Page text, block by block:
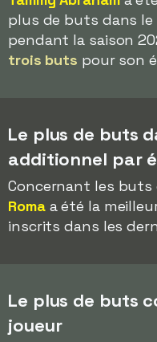
plus de buts dans
pendant la saison
trois buts pour son
Le plus de buts
additionnel par
Concernant les
Romaa été la
inscrits dans les
Le plus de buts
joueur